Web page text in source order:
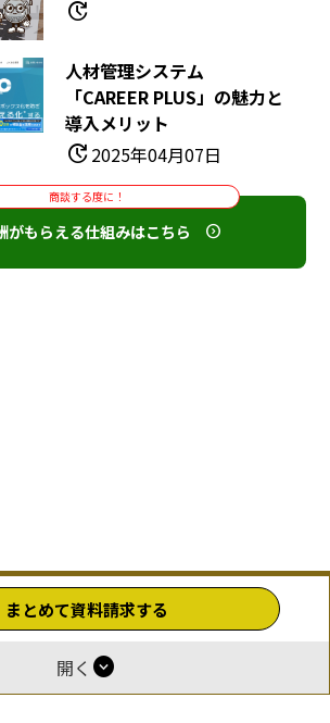
update
人材管理システム
「CAREER PLUS」の魅力と
導入メリット
update2025年04月07日
商談する度に！
がもらえる仕組みはこちら
まとめて資料請求する
開く expand_circle_down
報酬付与について